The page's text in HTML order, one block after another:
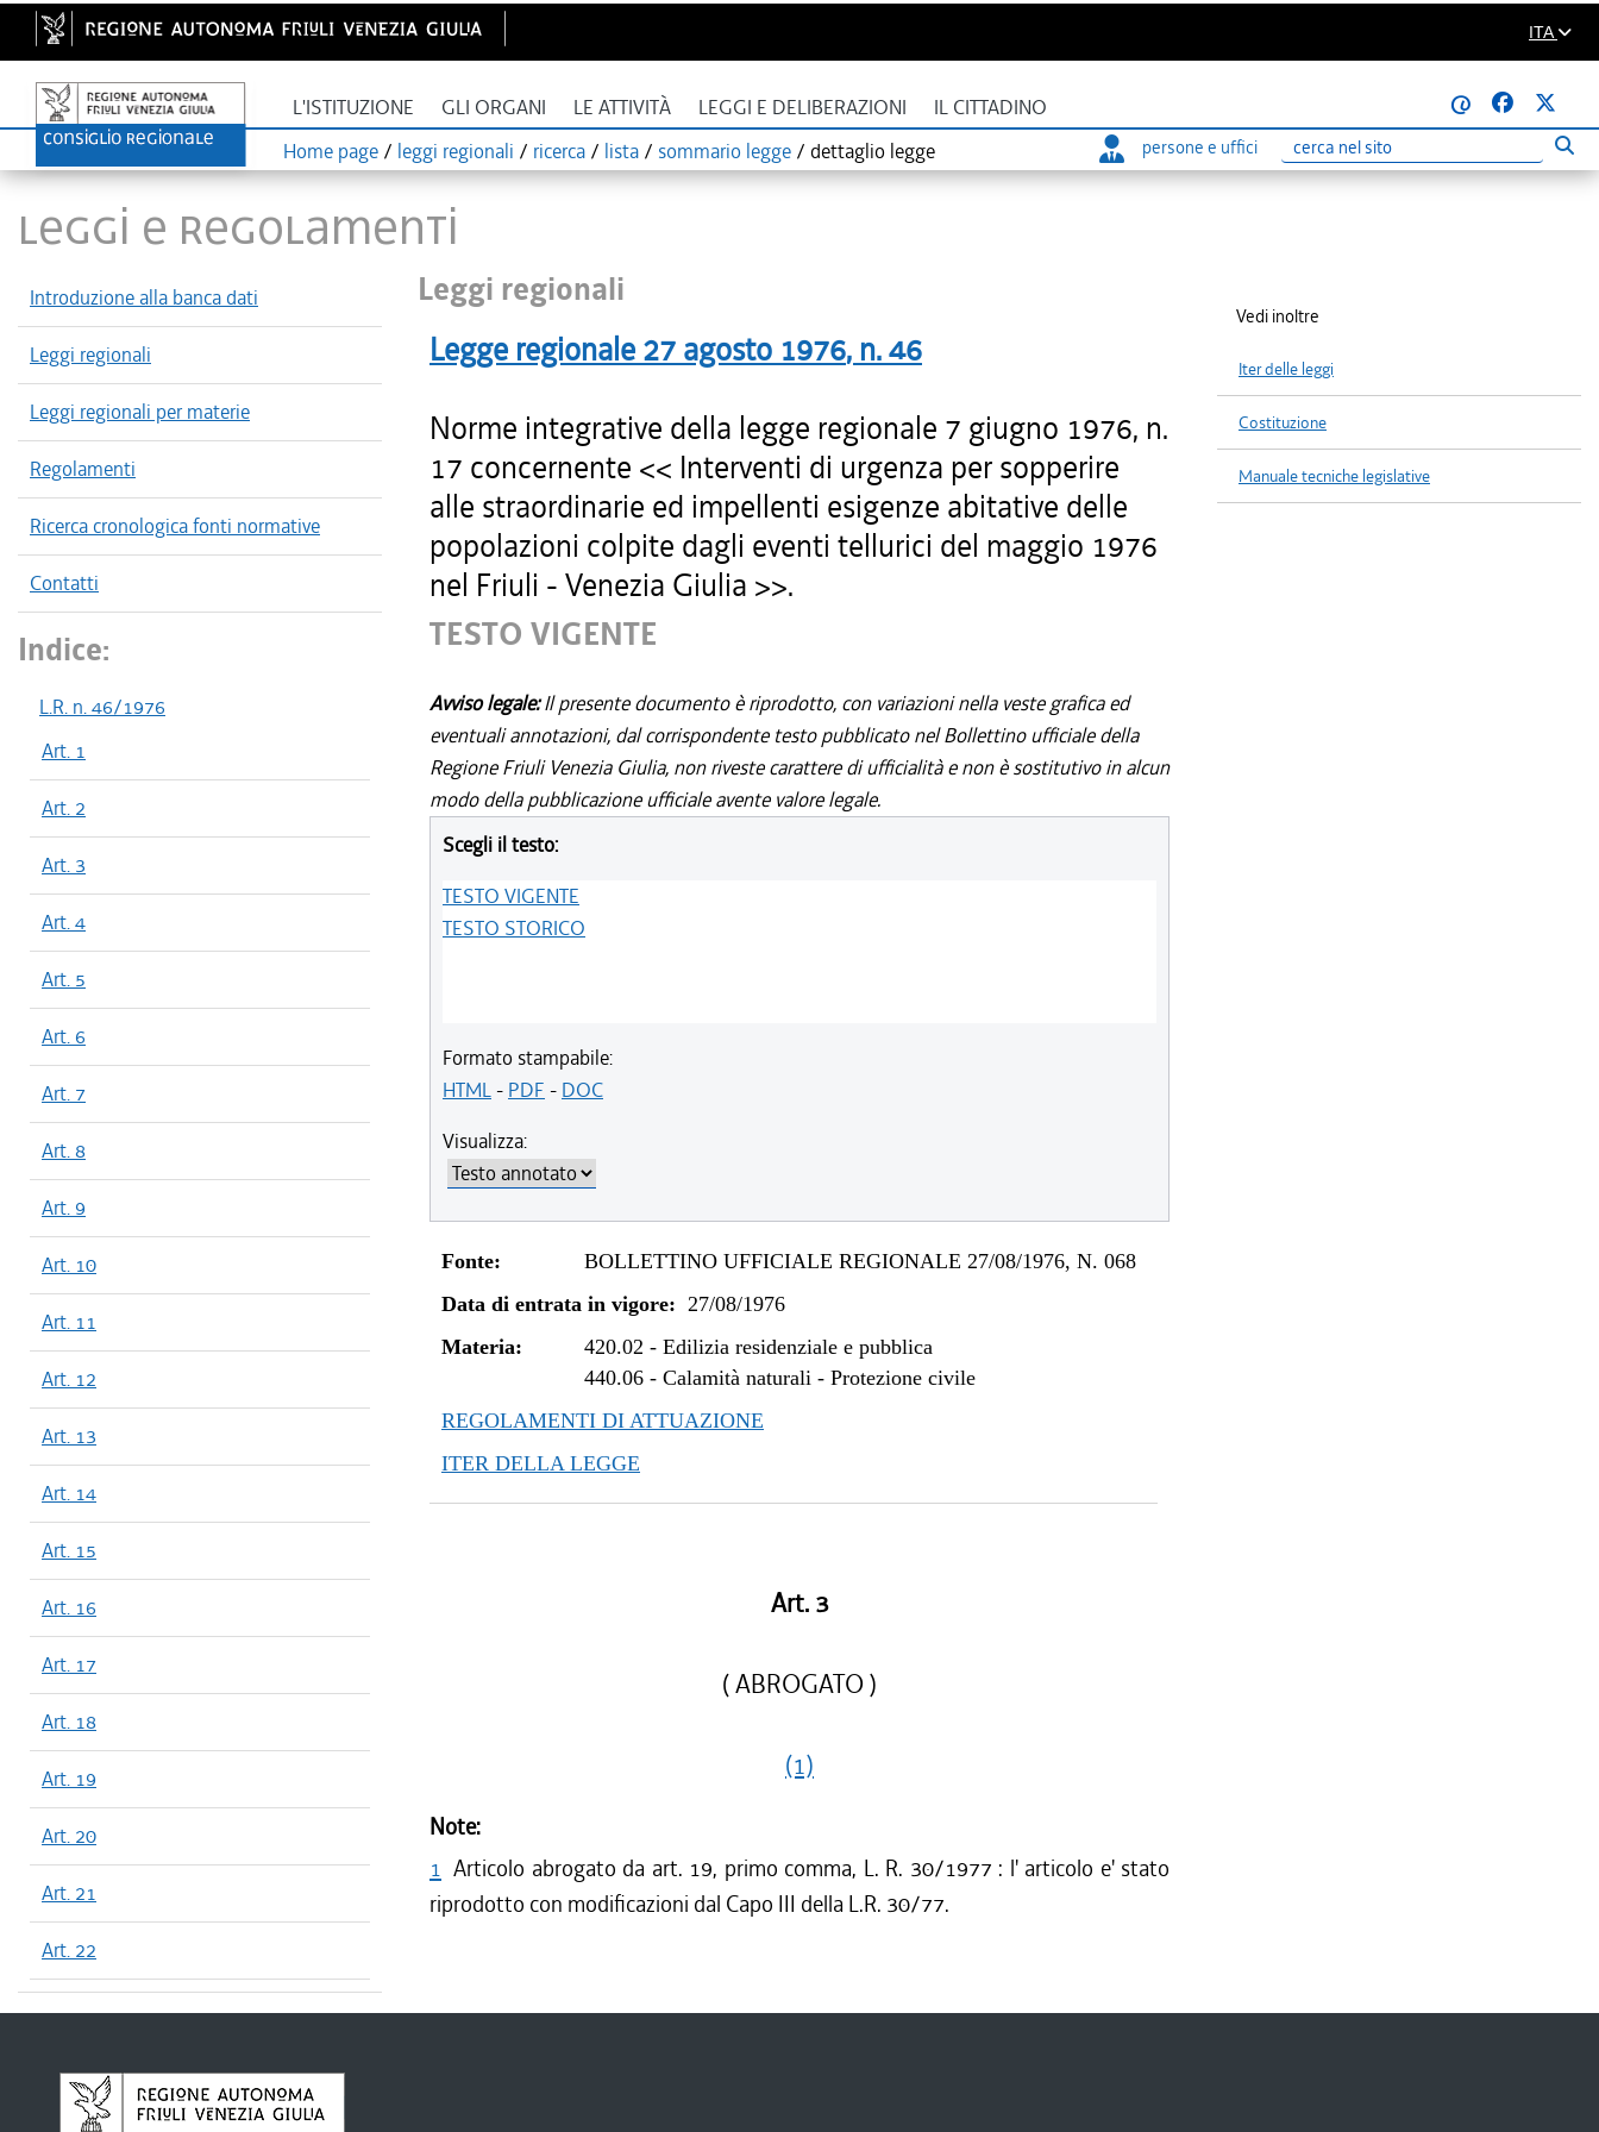
ITA
L'ISTITUZIONE GLI ORGANI LE ATTIVITÀ LEGGI E DELIBERAZIONI IL CITTADINO
@
Home page / leggi regionali / ricerca / lista / sommario legge / dettaglio legge persone e uffici
Ricerca
LEGGI E REGOLAMENTI
Introduzione alla banca dati
Leggi regionali
Leggi regionali per materie
Regolamenti
Ricerca cronologica fonti normative
Contatti
Indice:
L.R. n. 46/1976
Art. 1
Art. 2
Art. 3
Art. 4
Art. 5
Art. 6
Art. 7
Art. 8
Art. 9
Art. 10
Art. 11
Art. 12
Art. 13
Art. 14
Art. 15
Art. 16
Art. 17
Art. 18
Art. 19
Art. 20
Art. 21
Art. 22
Leggi regionali
Legge regionale 27 agosto 1976, n.46
Norme integrative della legge regionale 7 giugno 1976, n.
17 concernente << Interventi di urgenza per sopperire
alle straordinarie ed impellenti esigenze abitative delle
popolazioni colpite dagli eventi tellurici del maggio 1976
nel Friuli - Venezia Giulia >>.
TESTO VIGENTE
Avviso legale:Il presente documento è riprodotto, con variazioni nella veste grafica ed
eventuali annotazioni, dal corrispondente testo pubblicato nel Bollettino ufficiale della
Regione Friuli Venezia Giulia, non riveste carattere di ufficialità e non è sostitutivo in alcun
modo della pubblicazione ufficiale avente valore legale.
Scegli il testo:
TESTO VIGENTE
TESTO STORICO
Formato stampabile:
HTML- PDF - DOC
Visualizza:
Fonte:
BOLLETTINO UFFICIALE REGIONALE 27/08/1976, N. 068
Data di entrata in vigore: 27/08/1976
Materia:
420.02 -Edilizia residenziale e pubblica
440.06 -Calamità naturali - Protezione civile
REGOLAMENTI DI ATTUAZIONE
ITER DELLA LEGGE
Art. 3
( ABROGATO )
(1)
Note:
1 Articolo abrogato da art. 19, primo comma, L. R. 30/1977 : l' articolo e' stato
riprodotto con modificazioni dal Capo III della L.R. 30/77.
Vedi inoltre
Iter delle leggi
Costituzione
Manuale tecniche legislative